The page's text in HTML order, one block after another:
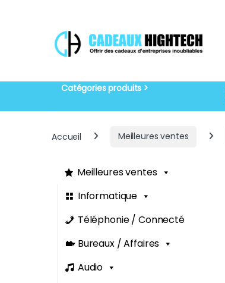
Accueil Meilleures ventes
Meilleures ventes
Informatique
Téléphonie / Connecté
Bureaux / Affaires
Audio